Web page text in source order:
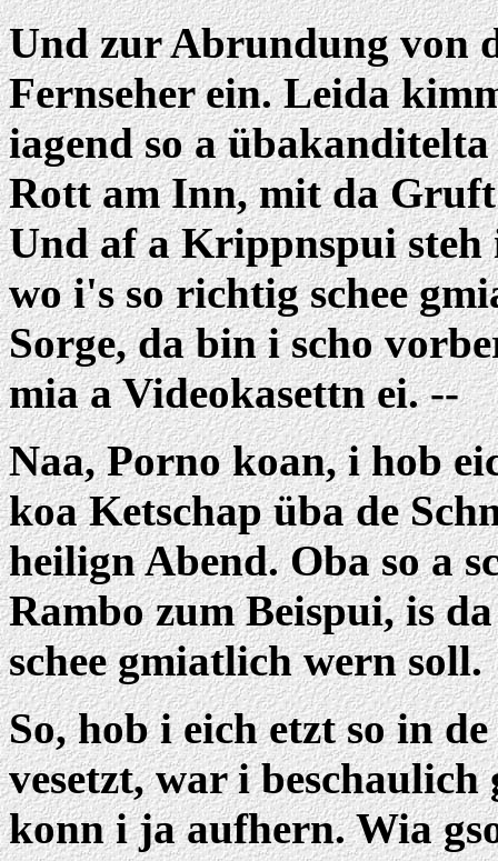
Und zur Abrundung von
Fernseher ein. Leida
iagend so a
Rott am Inn, mit da
Und af a Krippnspui steh
wo i's so richtig schee
Sorge, da bin i scho
mia a Videokasettn ei. --
Naa, Porno koan, i hob
koa Ketschap üba de
heilign Abend. Oba so a
Rambo zum Beispui, is
schee gmiatlich wern soll.
So, hob i eich etzt so in
vesetzt, war i
konn i ja aufhern. Wia